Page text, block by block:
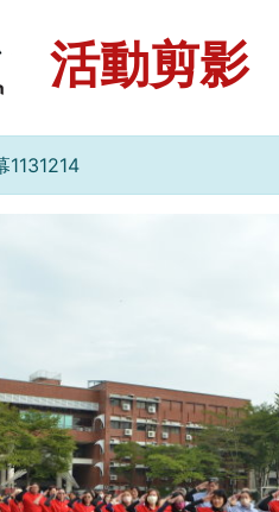
活動剪影
1131214